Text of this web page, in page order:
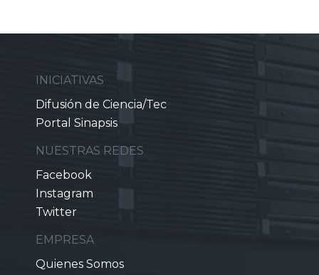
INICIATIVAS
Difusión de Ciencia/Tec
Portal Sinapsis
NUESTRAS REDES
Facebook
Instagram
Twitter
EMPRESA
Quienes Somos